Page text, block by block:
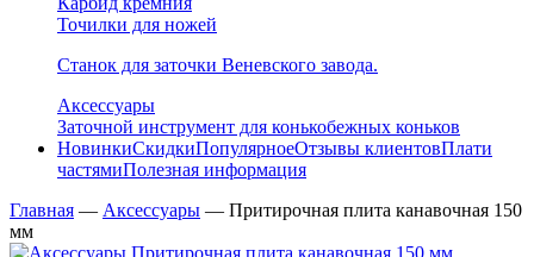
Точилки для ножей
Станок для заточки Веневского завода.
Аксессуары
Заточной инструмент для конькобежных коньков
НовинкиСкидкиПопулярноеОтзывы клиентовПлати
частямиПолезная информация
Главная — Аксессуары — Притирочная плита канавочная 150
мм